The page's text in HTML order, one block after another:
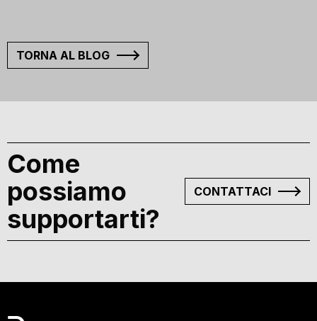
TORNA AL BLOG
Come
possiamo
supportarti?
CONTATTACI